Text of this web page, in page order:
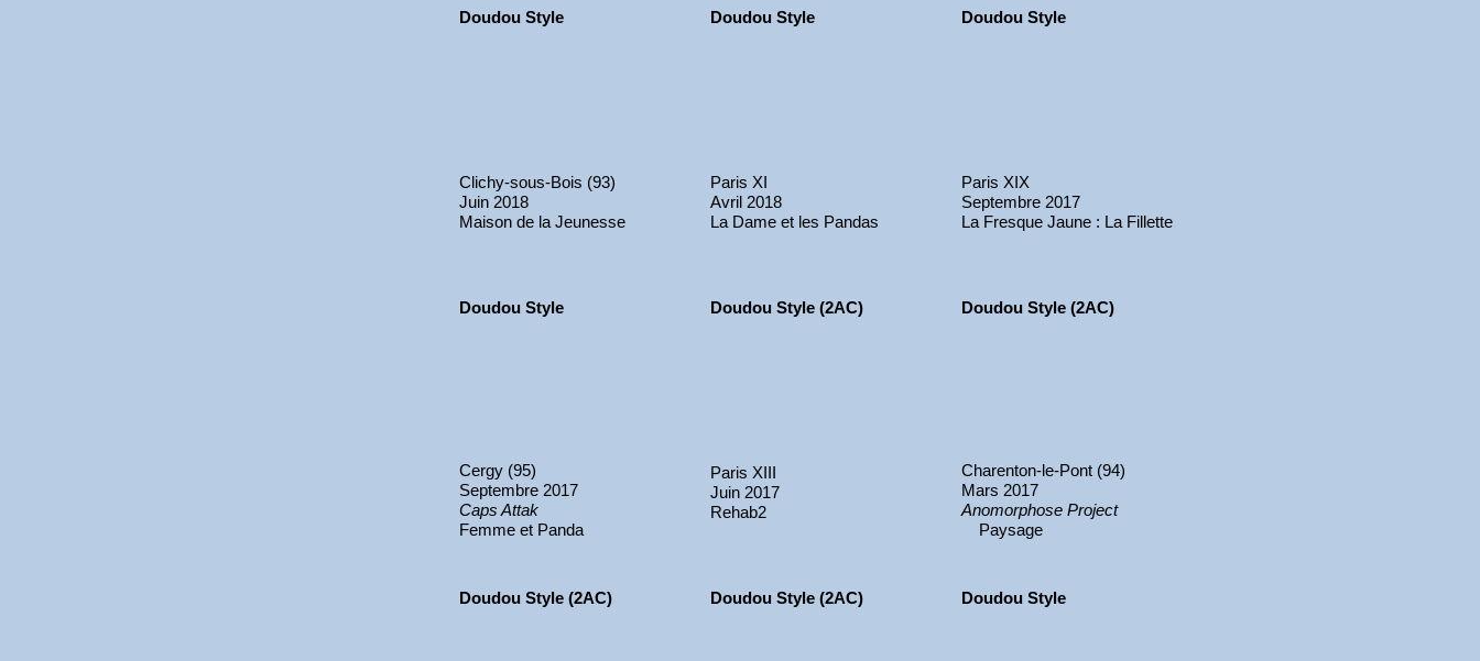
Doudou Style
Clichy-sous-Bois (93)
Juin 2018
Maison de la Jeunesse
Doudou Style
Paris XI
Avril 2018
La Dame et les Pandas
Doudou Style
Paris XIX
Septembre 2017
La Fresque Jaune : La Fillette
Doudou Style
Cergy (95)
Septembre 2017
Caps Attak
Femme et Panda
Doudou Style (2AC)
Paris XIII
Juin 2017
Rehab2
Doudou Style (2AC)
Charenton-le-Pont (94)
Mars 2017
Anomorphose Project
Paysage
Doudou Style (2AC) Doudou Style (2AC) Doudou Style